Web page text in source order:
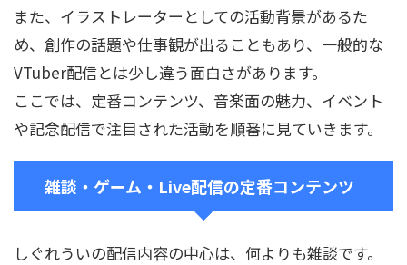
また、イラストレーターとしての活動背景があるた
め、創作の話題や仕事観が出ることもあり、一般的な
VTuber配信とは少し違う面白さがあります。
ここでは、定番コンテンツ、音楽面の魅力、イベント
や記念配信で注目された活動を順番に見ていきます。
雑談・ゲーム・Live配信の定番コンテンツ
しぐれういの配信内容の中心は、何よりも雑談です。